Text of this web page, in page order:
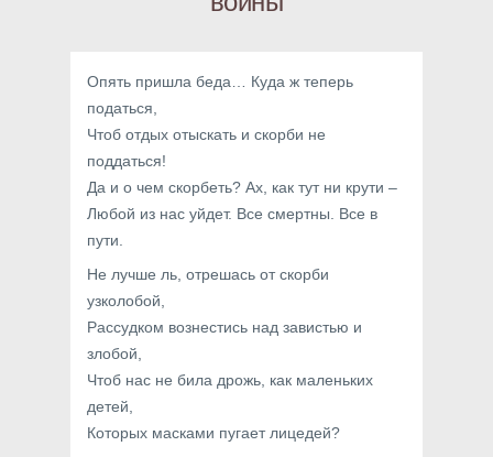
Опять пришла беда… Куда ж теперь
податься,
Чтоб отдых отыскать и скорби не
поддаться!
Да и о чем скорбеть? Ах, как тут ни крути –
Любой из нас уйдет. Все смертны. Все в
пути.
Не лучше ль, отрешась от скорби
узколобой,
Рассудком вознестись над завистью и
злобой,
Чтоб нас не била дрожь, как маленьких
детей,
Которых масками пугает лицедей?